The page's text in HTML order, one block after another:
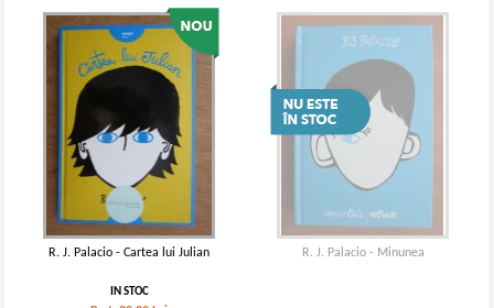
R. J. Palacio - Cartea lui Julian
IN STOC
R. J. Palacio - Minunea